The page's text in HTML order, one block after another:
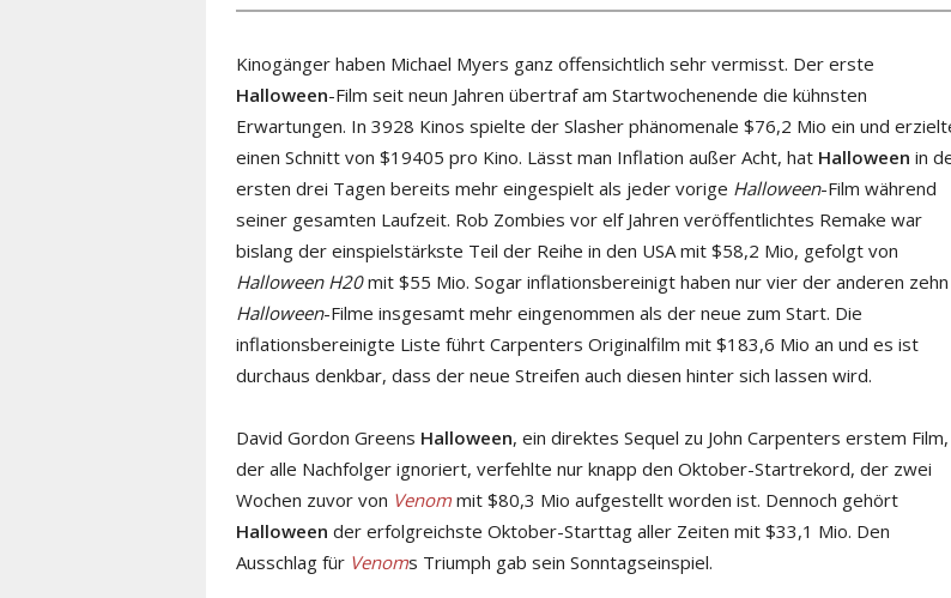
Kinogänger haben Michael Myers ganz offensichtlich sehr vermisst. Der erste
Halloween-Film seit neun Jahren übertraf am Startwochenende die kühnsten
Erwartungen. In 3928 Kinos spielte der Slasher phänomenale $76,2 Mio ein und
einen Schnitt von $19405 pro Kino. Lässt man Inflation außer Acht, hat Halloween in
ersten drei Tagen bereits mehr eingespielt als jeder vorige Halloween-Film während
seiner gesamten Laufzeit. Rob Zombies vor elf Jahren veröffentlichtes Remake war
bislang der einspielstärkste Teil der Reihe in den USA mit $58,2 Mio, gefolgt von
Halloween H20mit $55 Mio. Sogar inflationsbereinigt haben nur vier der anderen zehn
Halloween-Filme insgesamt mehr eingenommen als der neue zum Start. Die
inflationsbereinigte Liste führt Carpenters Originalfilm mit $183,6 Mio an und es ist
durchaus denkbar, dass der neue Streifen auch diesen hinter sich lassen wird.
David Gordon Greens Halloween, ein direktes Sequel zu John Carpenters erstem Film,
der alle Nachfolger ignoriert, verfehlte nur knapp den Oktober-Startrekord, der zwei
Wochen zuvor von Venom mit $80,3 Mio aufgestellt worden ist. Dennoch gehört
Halloween der erfolgreichste Oktober-Starttag aller Zeiten mit $33,1 Mio. Den
Ausschlag für Venoms Triumph gab sein Sonntagseinspiel.